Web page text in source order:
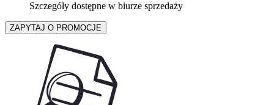
Szczegóły dostępne w biurze sprzedaży
ZAPYTAJ O PROMOCJE